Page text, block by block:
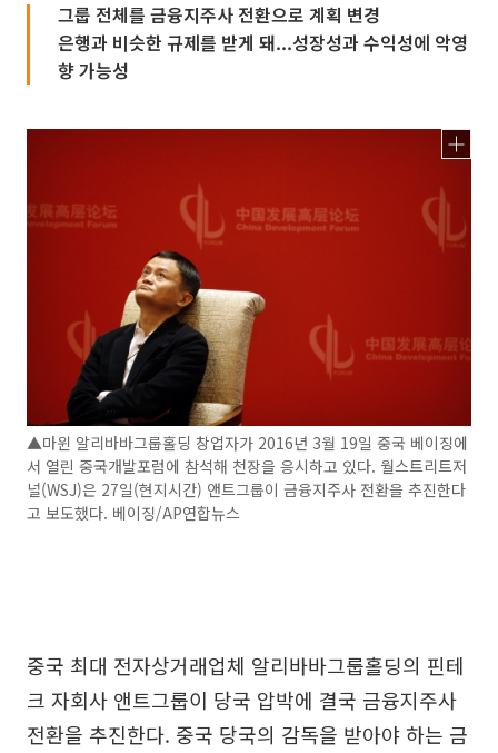
그룹 전체를 금융지주사 전환으로 계획 변경
은행과 비슷한 규제를 받게 돼...성장성과 수익성에 악영
향 가능성
▲마윈 알리바바그룹홀딩 창업자가 2016년 3월 19일 중국 베이징에
서 열린 중국개발포럼에 참석해 천장을 응시하고 있다. 월스트리트저
널(WSJ)은 27일(현지시간) 앤트그룹이 금융지주사 전환을 추진한다
고 보도했다. 베이징/AP연합뉴스
중국 최대 전자상거래업체 알리바바그룹홀딩의 핀테
크 자회사 앤트그룹이 당국 압박에 결국 금융지주사
전환을 추진한다. 중국 당국의 감독을 받아야 하는 금